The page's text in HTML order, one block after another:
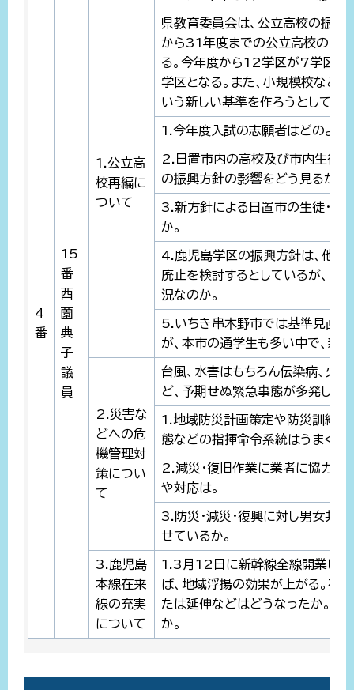
4
番
15
番
西
薗
典
子
議
員
1.公立高
校再編に
ついて
県教育委員会は、公立高校の振興
から31年度までの公立高校のあ
る。今年度から12学区が7学区に
学区となる。また、小規模校など
いう新しい基準を作ろうとしてい
1.今年度入試の志願者はどのよう
2.日置市内の高校及び市内生徒
の振興方針の影響をどう見るか。
3.新方針による日置市の生徒・家
か。
4.鹿児島学区の振興方針は、他地
廃止を検討するとしているが、ど
況なのか。
5.いちき串木野市では基準見直し
が、本市の通学生も多い中で、新
2.災害な
どへの危
機管理対
策につい
て
台風、水害はもちろん伝染病、火
ど、予期せぬ緊急事態が多発して
1.地域防災計画策定や防災訓練な
態などの指揮命令系統はうまく稼
2.減災・復旧作業に業者に協力を
や対応は。
3.防災・減災・復興に対し男女共
せているか。
3.鹿児島
本線在来
線の充実
について
1.3月12日に新幹線全線開業し、
ば、地域浮揚の効果が上がる。在
たは延伸などはどうなったか。ま
か。